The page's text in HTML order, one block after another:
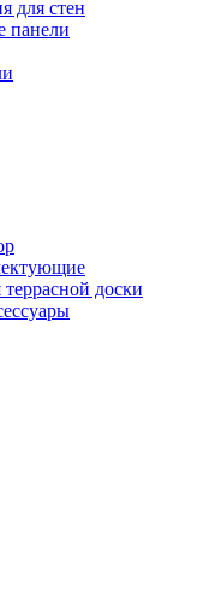
для стен
панели
доски